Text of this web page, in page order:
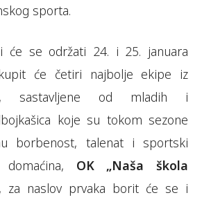
sporta.
će se održati 24. i 25. januara
će četiri najbolje ekipe iz
sastavljene od mladih i
koje su tokom sezone
borbenost, talenat i sportski
OK „Naša škola
, za naslov prvaka borit će se i